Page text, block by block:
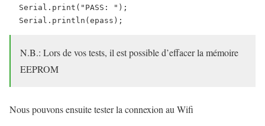
  Serial.print("PASS: ");
  Serial.println(epass);
N.B.: Lors de vos tests, il est possible d’effacer la mémoire
EEPROM
Nous pouvons ensuite tester la connexion au Wifi